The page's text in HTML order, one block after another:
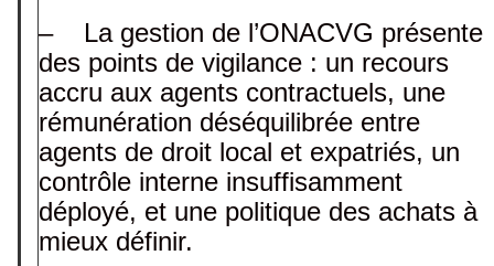
– La gestion de l’ONACVG présente
des points de vigilance : un recours
accru aux agents contractuels, une
rémunération déséquilibrée entre
agents de droit local et expatriés, un
contrôle interne insuffisamment
déployé, et une politique des achats à
mieux définir.